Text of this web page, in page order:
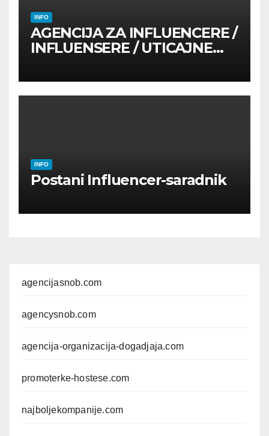
INFO
AGENCIJA ZA INFLUENCERE /
INFLUENSERE / UTICAJNE
INFO
Postani Influencer-saradnik
agencijasnob.com
agencysnob.com
agencija-organizacija-dogadjaja.com
promoterke-hostese.com
najboljekompanije.com